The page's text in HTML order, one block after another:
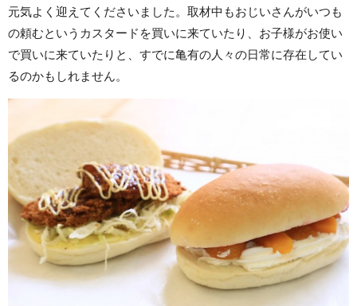
元気よく迎えてくださいました。取材中もおじいさんがいつも
の頼むというカスタードを買いに来ていたり、お子様がお使い
で買いに来ていたりと、すでに亀有の人々の日常に存在してい
るのかもしれません。